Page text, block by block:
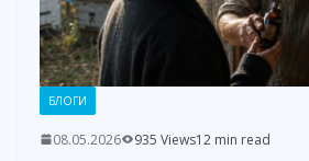
БЛОГИ
08.05.2026 935 Views12 min read